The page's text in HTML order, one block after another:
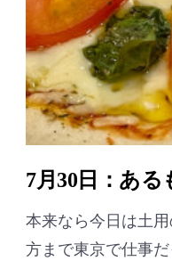
7月30日：あ
本来なら今日は土
方まで東京で仕事